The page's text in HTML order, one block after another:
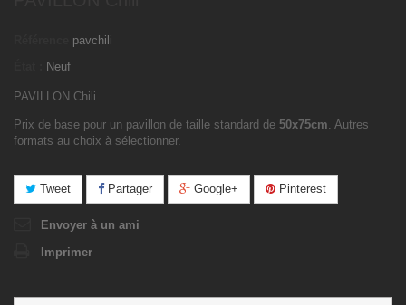
pavchili
Neuf
PAVILLON Chili.
Prix de base pour un pavillon de taille standard de 50x75cm. Autres
formats au choix à sélectionner.
Tweet Partager Google+ Pinterest
Envoyer à un ami
Imprimer